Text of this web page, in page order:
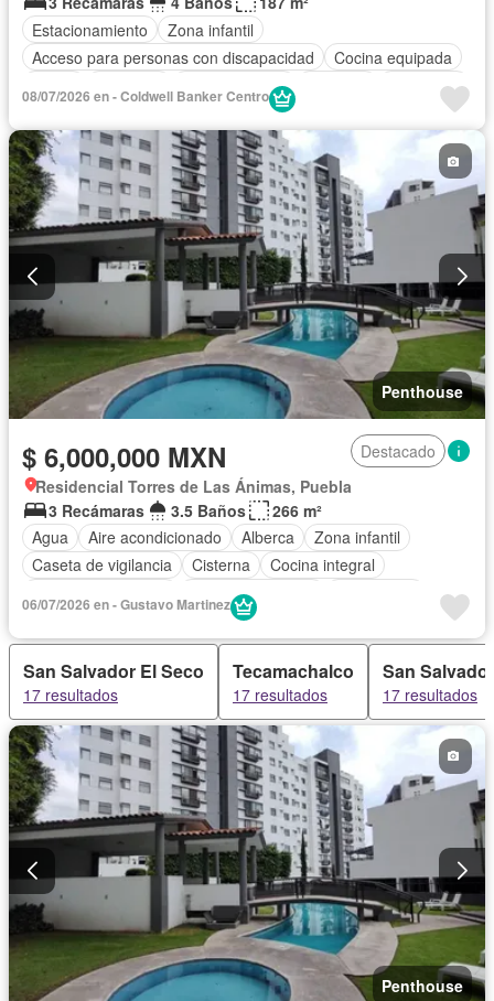
Estacionamiento
Zona infantil
Acceso para personas con discapacidad
Cocina equipada
Cocina integral
Seguridad
Terraza Sin amueblar
08/07/2026 en - Coldwell Banker Centro
Penthouse
$ 6,000,000 MXN
Destacado
Residencial Torres de Las Ánimas, Puebla
3 Recámaras
3.5 Baños
266 m²
Agua
Aire acondicionado Alberca
Zona infantil
Caseta de vigilancia
Cisterna
Cocina integral
Cuarto de servicio
Gas natural
Internet
Jardín Recámara con closet
Sala polivalente
Seguridad
Televisión por cable
Terraza
Vista panorámica
Sin amueblar
06/07/2026 en - Gustavo Martinez
San Salvador El Seco
17 resultados
Tecamachalco
17 resultados
San
17 resultados
Penthouse